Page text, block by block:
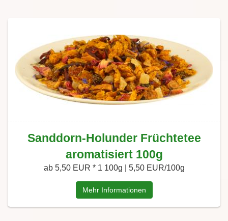
Sanddorn-Holunder Früchtetee
aromatisiert 100g
ab 5,50 EUR * 1 100g | 5,50 EUR/100g
Mehr Informationen